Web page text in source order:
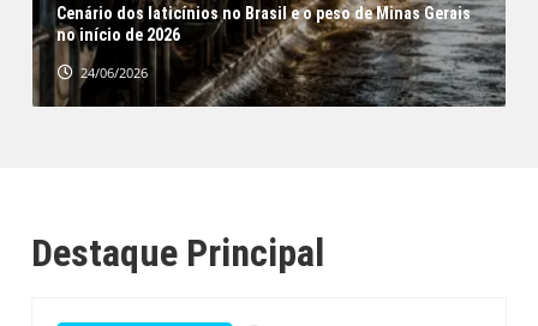
Cenário dos laticínios no Brasil e o peso de Minas Gerais
no início de 2026
24/06/2026
Destaque Principal